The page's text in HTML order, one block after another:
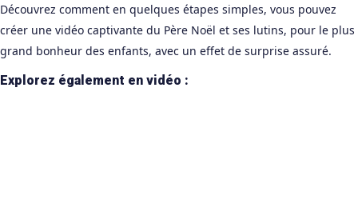
Découvrez comment en quelques étapes simples, vous pouvez
créer une vidéo captivante du Père Noël et ses lutins, pour le plus
grand bonheur des enfants, avec un effet de surprise assuré.
Explorez également en vidéo :